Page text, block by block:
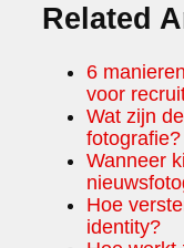
Related
6
voor
Wat zijn
fotografie?
Wanneer
Hoe
identity?